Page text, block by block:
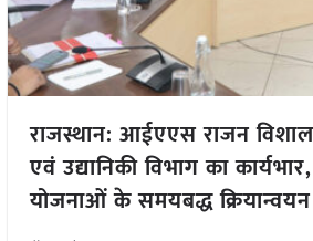
राजस्थान: आईएएस राजन
एवं उद्यानिकी विभाग का
योजनाओं के समयबद्ध